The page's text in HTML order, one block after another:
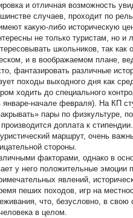
и отличная возможность
случаев, проходит по
какую-либо историческую
не только туристам, но
школьников, так
и в воображаемом плане,
фантазировать различные
походы выходного дня как
ходить до специального
начале февраля). На КП
пары по физкультуре,
доплата к стипендии.
маршрут, очень
стороны.
факторами, однако в
у него положительные эмоции
явлений,
пеших походов, игр на
что, безусловно, в
в целом.